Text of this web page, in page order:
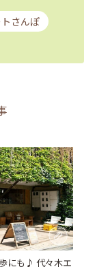
さんぽ
にも♪ 代々木エ